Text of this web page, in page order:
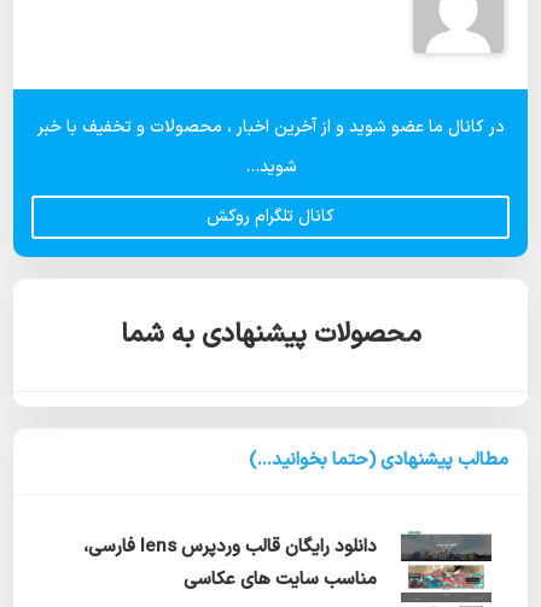
در کانال ما عضو شوید و از آخرین اخبار ، محصولات و تخفیف با خبر
شوید...
کانال تلگرام روکش
محصولات پیشنهادی به شما
مطالب پیشنهادی (حتما بخوانید...)
دانلود رایگان قالب وردپرس lens فارسی،
مناسب سایت های عکاسی